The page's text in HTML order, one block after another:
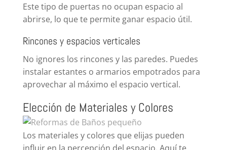
Este tipo de puertas no ocupan espacio al
abrirse, lo que te permite ganar espacio útil.
Rincones y espacios verticales
No ignores los rincones y las paredes. Puedes
instalar estantes o armarios empotrados para
aprovechar al máximo el espacio vertical.
Elección de Materiales y Colores
Los materiales y colores que elijas pueden